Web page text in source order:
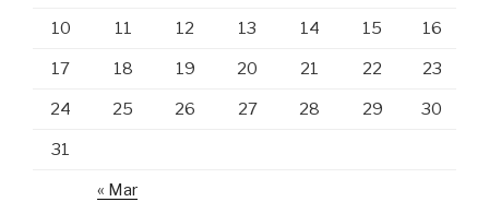
10 11 12 13 14 15 16
17 18 19 20 21 22 23
24 25 26 27 28 29 30
31
« Mar